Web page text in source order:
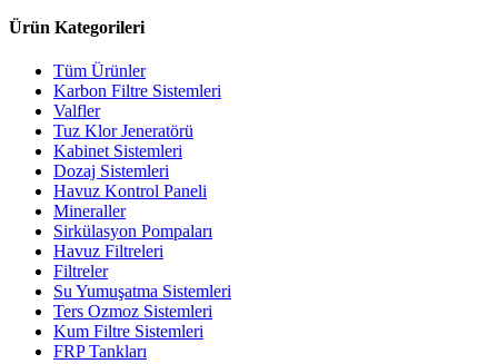
Ürün Kategorileri
Tüm Ürünler
Karbon Filtre Sistemleri
Valfler
Tuz Klor Jeneratörü
Kabinet Sistemleri
Dozaj Sistemleri
Havuz Kontrol Paneli
Mineraller
Sirkülasyon Pompaları
Havuz Filtreleri
Filtreler
Su Yumuşatma Sistemleri
Ters Ozmoz Sistemleri
Kum Filtre Sistemleri
FRP Tankları